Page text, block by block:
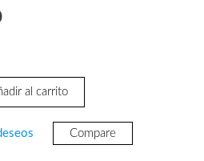
$3,942.50.
al carrito
Compare